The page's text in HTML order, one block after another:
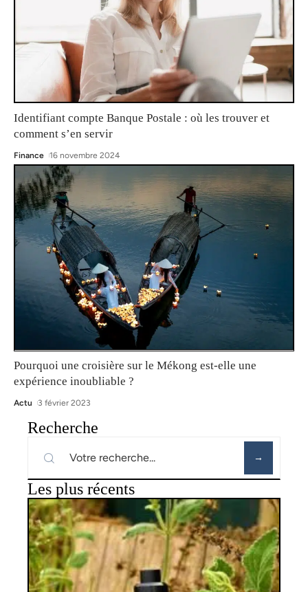
Identifiant compte Banque Postale : où les trouver et
comment s’en servir
Finance 16 novembre 2024
Pourquoi une croisière sur le Mékong est-elle une
expérience inoubliable ?
Actu 3 février 2023
Recherche
Les plus récents